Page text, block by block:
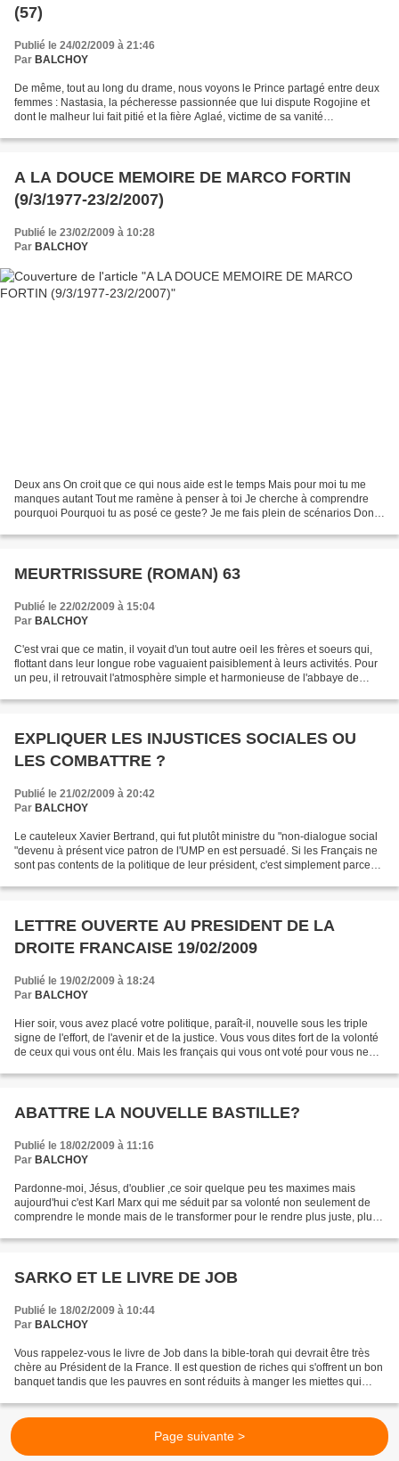
(57)
Publié le 24/02/2009 à 21:46
Par BALCHOY
De même, tout au long du drame, nous voyons le Prince partagé entre deux
femmes : Nastasia, la pécheresse passionnée que lui dispute Rogojine et
dont le malheur lui fait pitié et la fière Aglaé, victime de sa vanité
A LA DOUCE MEMOIRE DE MARCO FORTIN
(9/3/1977-23/2/2007)
Publié le 23/02/2009 à 10:28
Par BALCHOY
Deux ans On croit que ce qui nous aide est le temps Mais pour moi tu me
manques autant Tout me ramène à penser à toi Je cherche à comprendre
pourquoi Pourquoi tu as posé ce geste? Je me fais plein de scénarios Dont
MEURTRISSURE (ROMAN) 63
Publié le 22/02/2009 à 15:04
Par BALCHOY
C'est vrai que ce matin, il voyait d'un tout autre oeil les frères et soeurs qui,
flottant dans leur longue robe vaguaient paisiblement à leurs activités. Pour
un peu, il retrouvait l'atmosphère simple et harmonieuse de l'abbaye de
EXPLIQUER LES INJUSTICES SOCIALES OU
LES COMBATTRE ?
Publié le 21/02/2009 à 20:42
Par BALCHOY
Le cauteleux Xavier Bertrand, qui fut plutôt ministre du "non-dialogue social
"devenu à présent vice patron de l'UMP en est persuadé. Si les Français ne
sont pas contents de la politique de leur président, c'est simplement parce
LETTRE OUVERTE AU PRESIDENT DE LA
DROITE FRANCAISE 19/02/2009
Publié le 19/02/2009 à 18:24
Par BALCHOY
Hier soir, vous avez placé votre politique, paraît-il, nouvelle sous les triple
signe de l'effort, de l'avenir et de la justice. Vous vous dites fort de la volonté
de ceux qui vous ont élu. Mais les français qui vous ont voté pour vous ne
ABATTRE LA NOUVELLE BASTILLE?
Publié le 18/02/2009 à 11:16
Par BALCHOY
Pardonne-moi, Jésus, d'oublier ,ce soir quelque peu tes maximes mais
aujourd'hui c'est Karl Marx qui me séduit par sa volonté non seulement de
comprendre le monde mais de le transformer pour le rendre plus juste, plus
SARKO ET LE LIVRE DE JOB
Publié le 18/02/2009 à 10:44
Par BALCHOY
Vous rappelez-vous le livre de Job dans la bible-torah qui devrait être très
chère au Président de la France. Il est question de riches qui s'offrent un bon
banquet tandis que les pauvres en sont réduits à manger les miettes qui
Page suivante >